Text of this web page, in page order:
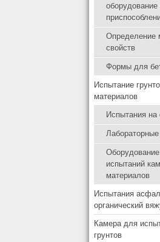
оборудование
Определение
свойств
Формы для
Испытание
материалов
Испытания на
испытаний
материалов
Испытания
органический
Камера для
грунтов